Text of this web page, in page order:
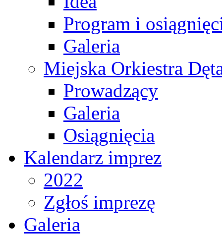
Program i
Galeria
Miejska Orkiestra
Prowadzący
Galeria
Osiągnięcia
Kalendarz imprez
2022
Zgłoś imprezę
Galeria